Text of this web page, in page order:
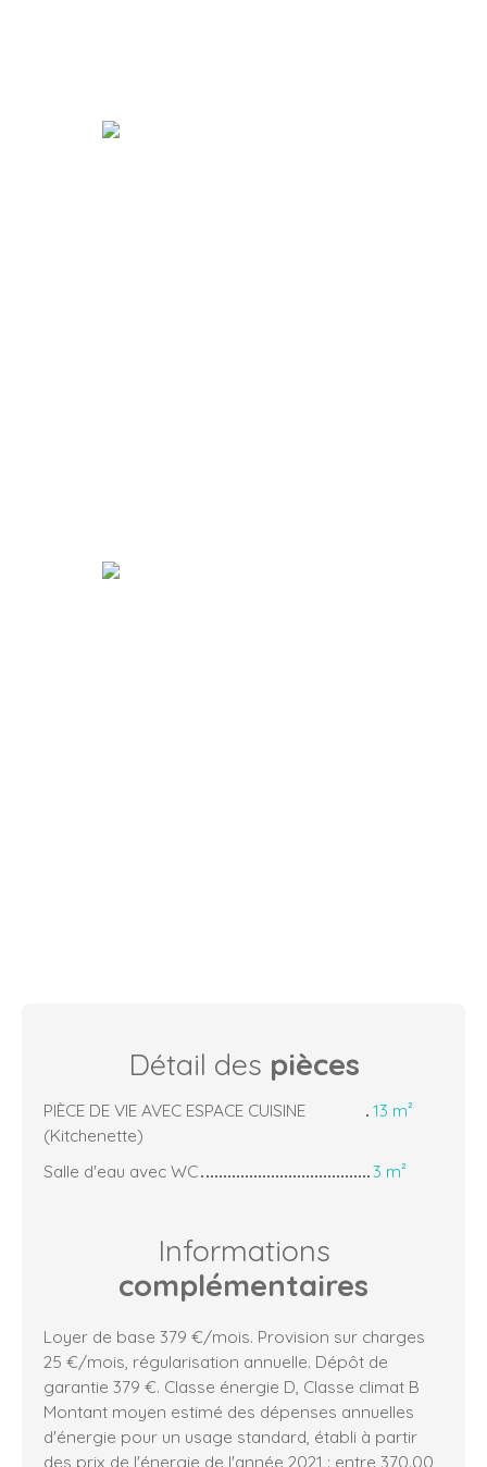
Détail des pièces
PIÈCE DE VIE AVEC ESPACE CUISINE
(Kitchenette)
13 m²
Salle d'eau avec WC 3 m²
Informations
complémentaires
Loyer de base 379 €/mois. Provision sur charges
25 €/mois, régularisation annuelle. Dépôt de
garantie 379 €. Classe énergie D, Classe climat B
Montant moyen estimé des dépenses annuelles
d'énergie pour un usage standard, établi à partir
des prix de l'énergie de l'année 2021 : entre 370.00